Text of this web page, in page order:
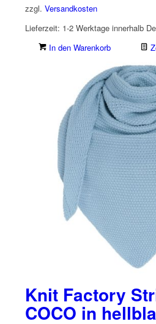
zzgl. Versandkosten
Lieferzeit: 1-2 Werktage innerhalb
In den Warenkorb
Knit Factory
COCO in